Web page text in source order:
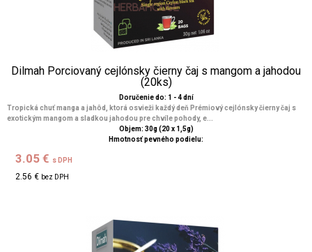
Dilmah Porciovaný cejlónsky čierny čaj s mangom a jahodou
(20ks)
Doručenie do: 1 - 4 dní
Tropická chuť manga a jahôd, ktorá osvieži každý deň Prémiový cejlónsky čierny čaj s
exotickým mangom a sladkou jahodou pre chvíle pohody, e...
Objem: 30g (20 x 1,5g)
Hmotnosť pevného podielu:
3.05 € s DPH
2.56 € bez DPH